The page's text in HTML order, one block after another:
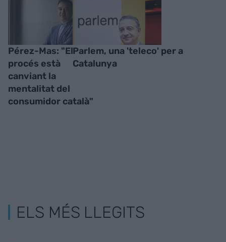
Pérez-Mas: "El
procés està
canviant la
mentalitat del
consumidor català"
Parlem, una 'teleco' per a
Catalunya
ELS MÉS LLEGITS